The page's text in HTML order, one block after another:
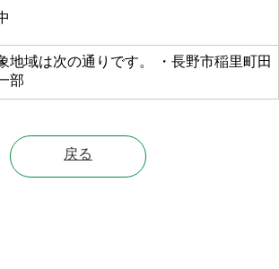
地域は次の通りです。 ・長野市稲里町田
部
戻る